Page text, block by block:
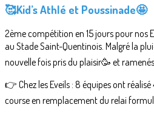
🥰Kid’s Athlé et Poussinade🤩
2ème compétition en 15 jours pour nos
au Stade Saint-Quentinois. Malgré la
nouvelle fois pris du plaisir🥳 et
👉 Chez les Eveils : 8 équipes ont
course en remplacement du relai